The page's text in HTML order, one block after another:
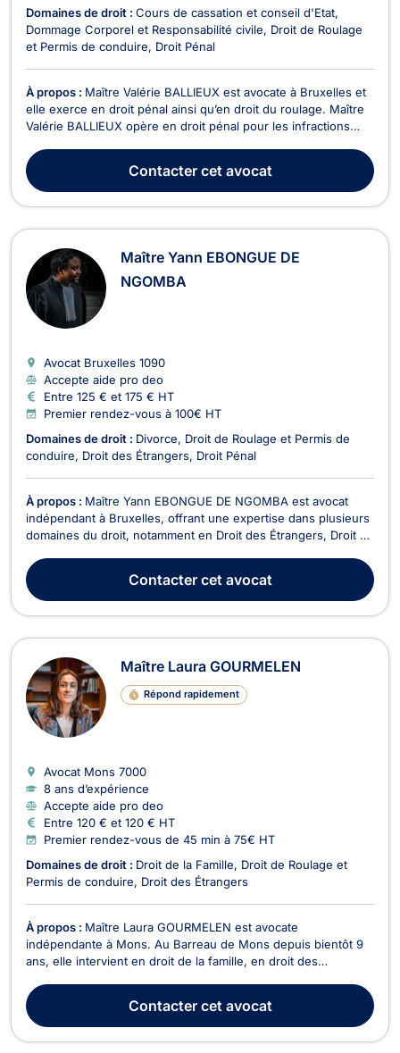
Domaines de droit : Cours de cassation et conseil d'Etat
Dommage Corporel et Responsabilité civile
Droit de Roulage
et Permis de conduire
Droit Pénal
À propos : Maître Valérie BALLIEUX est avocate à Bruxelles et
elle exerce en droit pénal ainsi qu’en droit du roulage. Maître
Valérie BALLIEUX opère en droit pénal pour les infractions
destruction, blanchiment, escroquerie, corruption, vol, fraude
informatique, etc.) ou c...
Contactercet avocat
Maître Yann EBONGUE DE
NGOMBA
Avocat Bruxelles 1090
Accepte aide pro deo
Entre 125 € et 175 € HT
Premier rendez-vous à 100€ HT
Domaines de droit : Divorce
Droit de Roulage et Permis de
conduire
Droit des Étrangers Droit Pénal
À propos : Maître Yann EBONGUE DE NGOMBA est avocat
indépendant à Bruxelles, offrant une expertise dans plusieurs
domaines du droit, notamment en Droit des Étrangers, Droit de
le début de sa carrière en 2019, Maître EBONGUE DE
NGOMBA a acquis une solide expérience en trava...
Contactercet avocat
Maître Laura GOURMELEN
Répond rapidement
Avocat Mons 7000
8 ans d’expérience
Accepte aide pro deo
Entre 120 € et 120 € HT
Premier rendez-vous de 45 min à 75€ HT
Domaines de droit : Droit de la Famille
Droit de Roulage et
Permis de conduire
Droit des Étrangers
À propos : Maître Laura GOURMELEN est avocate
indépendante à Mons. Au Barreau de Mons depuis bientôt 9
ans, elle intervient en droit de la famille, en droit des
Elle vous accompagne avec sérieux et vous conseille dans le
cadre de situations juridiques liées à ces matières. ...
Contactercet avocat